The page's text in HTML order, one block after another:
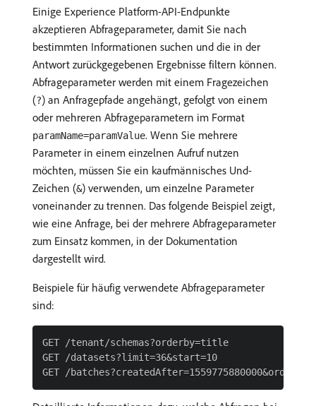
Einige Experience Platform-API-Endpunkte
akzeptieren Abfrageparameter, damit Sie nach
bestimmten Informationen suchen und die in der
Antwort zurückgegebenen Ergebnisse filtern können.
Abfrageparameter werden mit einem Fragezeichen
(?) an Anfragepfade angehängt, gefolgt von einem
oder mehreren Abfrageparametern im Format
paramName=paramValue. Wenn Sie mehrere
Parameter in einem einzelnen Aufruf nutzen
möchten, müssen Sie ein kaufmännisches Und-
Zeichen (&) verwenden, um einzelne Parameter
voneinander zu trennen. Das folgende Beispiel zeigt,
wie eine Anfrage, bei der mehrere Abfrageparameter
zum Einsatz kommen, in der Dokumentation
dargestellt wird.
Beispiele für häufig verwendete Abfrageparameter
sind:
GET /tenant/schemas?orderby=title
GET /datasets?limit=36&start=10